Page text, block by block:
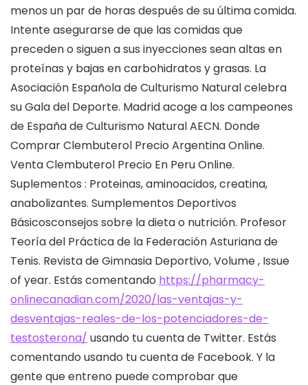
menos un par de horas después de su última comida.
Intente asegurarse de que las comidas que
preceden o siguen a sus inyecciones sean altas en
proteínas y bajas en carbohidratos y grasas. La
Asociación Española de Culturismo Natural celebra
su Gala del Deporte. Madrid acoge a los campeones
de España de Culturismo Natural AECN. Donde
Comprar Clembuterol Precio Argentina Online.
Venta Clembuterol Precio En Peru Online.
Suplementos : Proteinas, aminoacidos, creatina,
anabolizantes. Sumplementos Deportivos
Básicosconsejos sobre la dieta o nutrición. Profesor
Teoría del Práctica de la Federación Asturiana de
Tenis. Revista de Gimnasia Deportivo, Volume , Issue
of year. Estás comentando https://pharmacy-
onlinecanadian.com/2020/las-ventajas-y-
desventajas-reales-de-los-potenciadores-de-
testosterona/ usando tu cuenta de Twitter. Estás
comentando usando tu cuenta de Facebook. Y la
gente que entreno puede comprobar que